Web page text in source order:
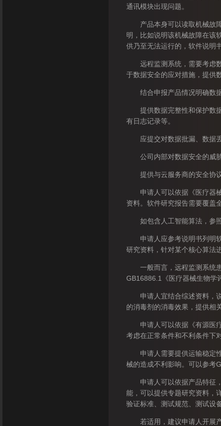
通讯模块出现问题。
产品本身可以读取机械故障
明，比如说明该机械故障在该
供乃至无法运行的，软件说明
远程监测系统，需要考虑数
于数据安全的应对措施，提供
结合申报产品情况明确数据
提供数据完整性和保护数据
有日志记录等。
应提交对数据批漏、数据丢
公司内部对数据安全的威胁
提供与云服务商的安全协议
申请人可以依据《医疗器械
资料。软件研究报告需要覆盖
如包含人工智能算法，参照
申请人应参考说明书列明软
研究资料，针对某个核心算法
一般而言，远程监测系统患
GB16886.1《医疗器械生物学
申请人宜结合综述资料，说
的消毒剂的消毒效果，提供相
申请人可以依据《有源医疗
考虑在正常条件和不利条件下
申请人需要提供运输稳定性
械的造成不利影响。可以参考
申请人可以依据产品特征，
能，可以提供专题研究资料，
验证标准、测试规范、测试设
若适用，建议申请人开展产